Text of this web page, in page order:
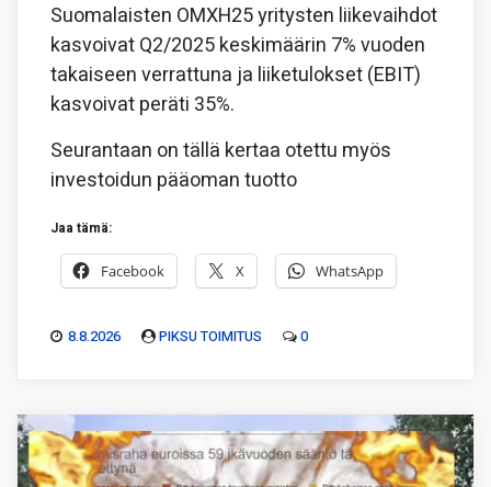
Suomalaisten OMXH25 yritysten liikevaihdot
kasvoivat Q2/2025 keskimäärin 7% vuoden
takaiseen verrattuna ja liiketulokset (EBIT)
kasvoivat peräti 35%.
Seurantaan on tällä kertaa otettu myös
investoidun pääoman tuotto
Jaa tämä:
Facebook X WhatsApp
8.8.2026 PIKSU TOIMITUS 0